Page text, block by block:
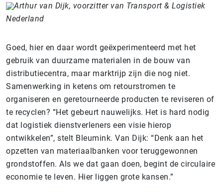
Arthur van Dijk, voorzitter van Transport & Logistiek
Nederland
Goed, hier en daar wordt geëxperimenteerd met het
gebruik van duurzame materialen in de bouw van
distributiecentra, maar marktrijp zijn die nog niet.
Samenwerking in ketens om retourstromen te
organiseren en geretourneerde producten te reviseren of
te recyclen? “Het gebeurt nauwelijks. Het is hard nodig
dat logistiek dienstverleners een visie hierop
ontwikkelen”, stelt Bleumink. Van Dijk: “Denk aan het
opzetten van materiaalbanken voor teruggewonnen
grondstoffen. Als we dat gaan doen, begint de circulaire
economie te leven. Hier liggen grote kansen.”